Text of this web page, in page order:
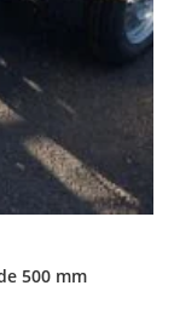
500 mm